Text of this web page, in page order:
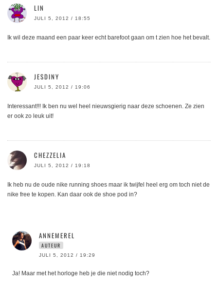
LIN
JULI 5, 2012 / 18:55
Ik wil deze maand een paar keer echt barefoot gaan om t zien hoe het bevalt.
JESDINY
JULI 5, 2012 / 19:06
Interessant!!! Ik ben nu wel heel nieuwsgierig naar deze schoenen. Ze zien
er ook zo leuk uit!
CHEZZELIA
JULI 5, 2012 / 19:18
Ik heb nu de oude nike running shoes maar ik twijfel heel erg om toch niet de
nike free te kopen. Kan daar ook de shoe pod in?
ANNEMEREL
AUTEUR
JULI 5, 2012 / 19:29
Ja! Maar met het horloge heb je die niet nodig toch?